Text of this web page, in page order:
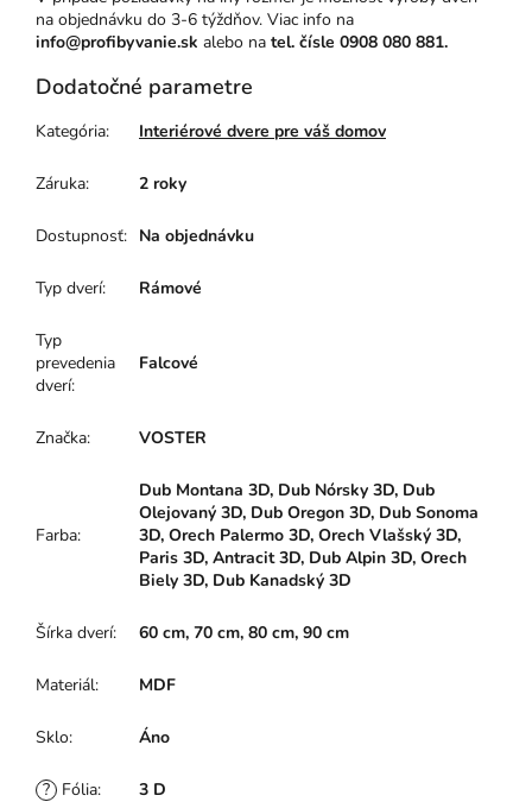
na objednávku do 3-6 týždňov. Viac info na
info@profibyvanie.sk alebo na tel. čísle 0908 080 881.
Dodatočné parametre
Kategória: Interiérové dvere pre váš domov
Záruka: 2 roky
Dostupnosť: Na objednávku
Typ dverí: Rámové
Typ
prevedenia
dverí:
Falcové
Značka: VOSTER
Farba:
Dub Montana 3D, Dub Nórsky 3D, Dub
Olejovaný 3D, Dub Oregon 3D, Dub Sonoma
3D, Orech Palermo 3D, Orech Vlašský 3D,
Paris 3D, Antracit 3D, Dub Alpin 3D, Orech
Biely 3D, Dub Kanadský 3D
Šírka dverí: 60 cm, 70 cm, 80 cm, 90 cm
Materiál: MDF
Sklo: Áno
? Fólia: 3 D